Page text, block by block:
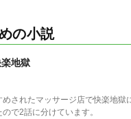
の小説
地獄
めされたマッサージ店で快楽地獄
で2話に分けています。